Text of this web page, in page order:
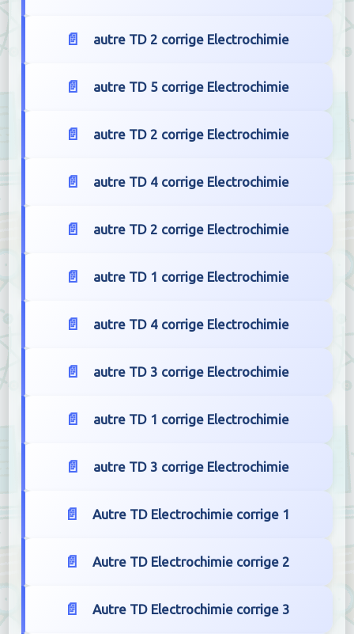
autre TD 2 corrige Electrochimie
autre TD 5 corrige Electrochimie
autre TD 2 corrige Electrochimie
autre TD 4 corrige Electrochimie
autre TD 2 corrige Electrochimie
autre TD 1 corrige Electrochimie
autre TD 4 corrige Electrochimie
autre TD 3 corrige Electrochimie
autre TD 1 corrige Electrochimie
autre TD 3 corrige Electrochimie
Autre TD Electrochimie corrige 1
Autre TD Electrochimie corrige 2
Autre TD Electrochimie corrige 3